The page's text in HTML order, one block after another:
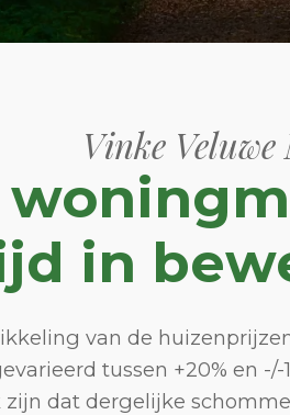
Vinke
in
van de
tussen +20% en -/-
dat dergelijke